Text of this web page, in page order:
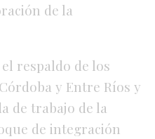
de la
respaldo de los
y Entre Ríos y
de trabajo de la
de integración